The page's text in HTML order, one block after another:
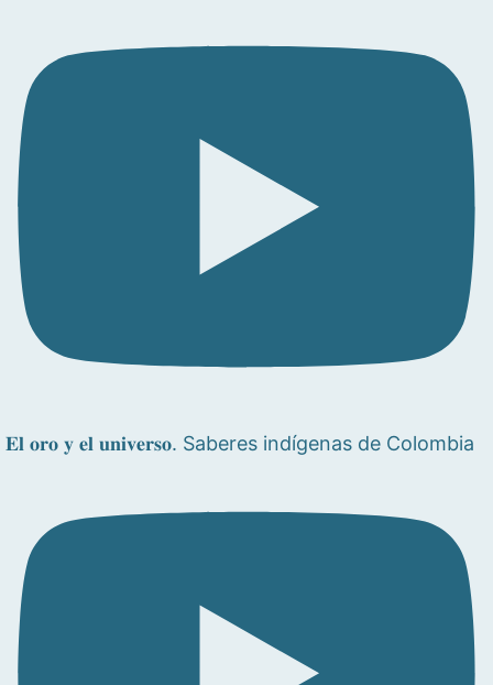
𝐄𝐥 𝐨𝐫𝐨 𝐲 𝐞𝐥 𝐮𝐧𝐢𝐯𝐞𝐫𝐬𝐨. Saberes indígenas de Colombia